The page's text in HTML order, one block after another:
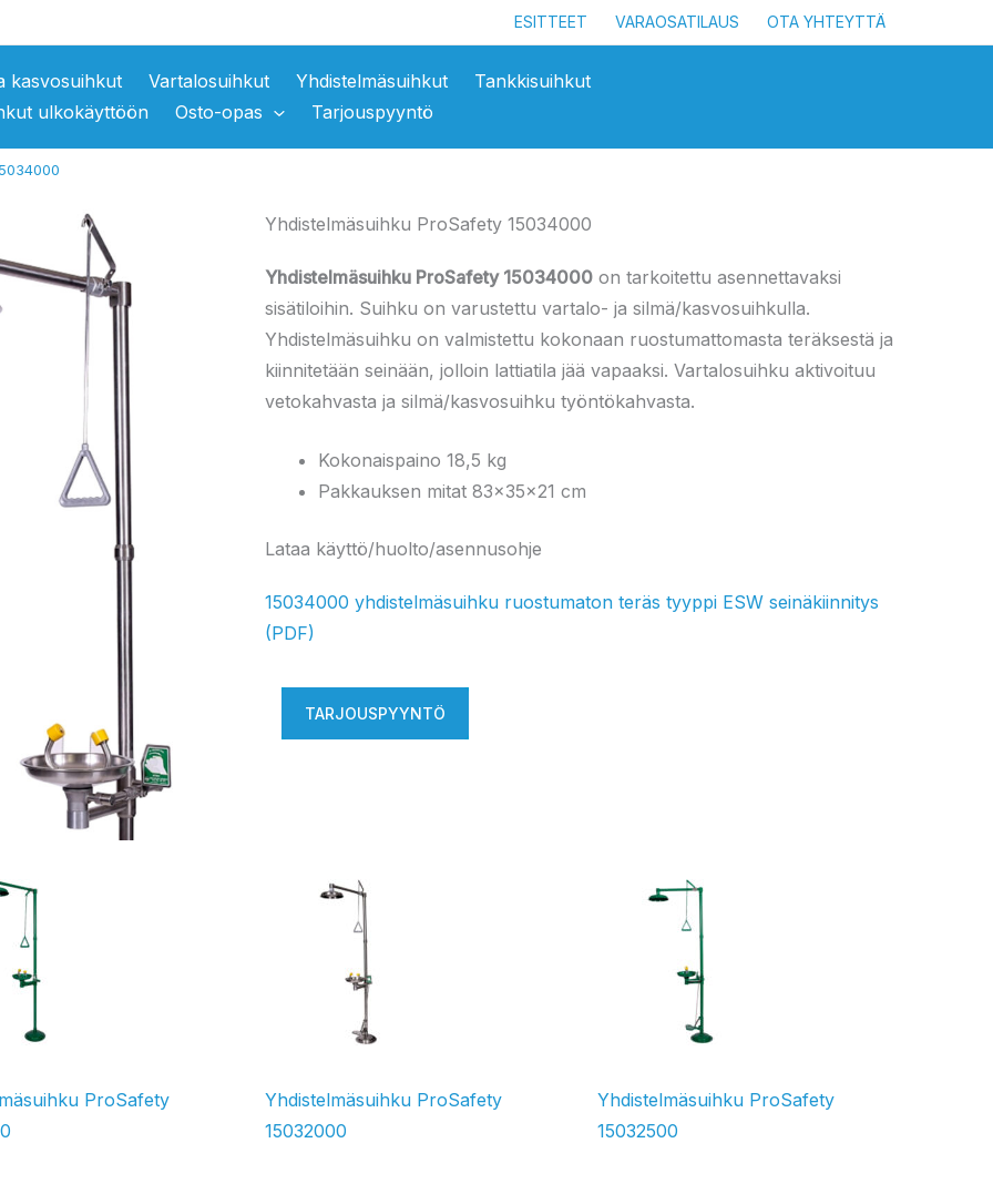
ESITTEET VARAOSATILAUS OTA YHTEYTTÄ
kasvosuihkut Vartalosuihkut Yhdistelmäsuihkut
Tankkisuihkut
ulkokäyttöön
Osto-opas Tarjouspyyntö
Yhdistelmäsuihku ProSafety 15034000
Yhdistelmäsuihku ProSafety 15034000 on tarkoitettu asennettavaksi
sisätiloihin. Suihku on varustettu vartalo- ja silmä/kasvosuihkulla.
Yhdistelmäsuihku on valmistettu kokonaan ruostumattomasta teräksestä ja
kiinnitetään seinään, jolloin lattiatila jää vapaaksi. Vartalosuihku aktivoituu
vetokahvasta ja silmä/kasvosuihku työntökahvasta.
Kokonaispaino 18,5 kg
Pakkauksen mitat 83x35x21 cm
Lataa käyttö/huolto/asennusohje
15034000 yhdistelmäsuihku ruostumaton teräs tyyppi ESW seinäkiinnitys
(PDF)
TARJOUSPYYNTÖ
ProSafety
Yhdistelmäsuihku ProSafety
15032000
Yhdistelmäsuihku ProSafety
15032500